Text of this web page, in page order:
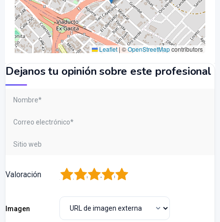
Leaflet | ©OpenStreetMapcontributors
Dejanos tu opinión sobre este profesional
Valoración 5
4
3
2
Imagen